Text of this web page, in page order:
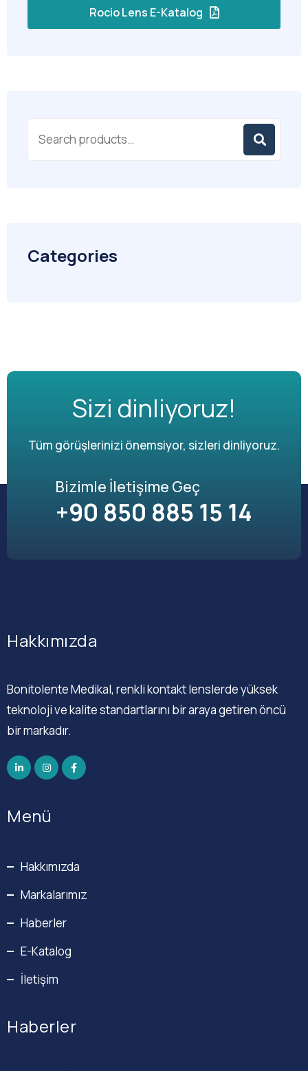
Rocio Lens E-Katalog
Categories
Sizi dinliyoruz!
Tüm görüşlerinizi önemsiyor, sizleri dinliyoruz.
Bizimle İletişime Geç
+90 850 885 15 14
Hakkımızda
Bonitolente Medikal, renkli kontakt lenslerde yüksek
teknoloji ve kalite standartlarını bir araya getiren öncü
bir markadır.
Menü
Hakkımızda
Markalarımız
Haberler
E-Katalog
İletişim
Haberler